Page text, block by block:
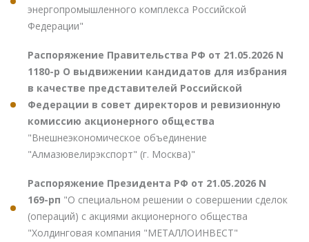
энергопромышленного комплекса Российской
Федерации"
Распоряжение Правительства РФ от 21.05.2026 N
1180-р О выдвижении кандидатов для избрания
в качестве представителей Российской
Федерации в совет директоров и ревизионную
комиссию акционерного общества
"Внешнеэкономическое объединение
"Алмазювелирэкспорт" (г. Москва)"
Распоряжение Президента РФ от 21.05.2026 N
169-рп "О специальном решении о совершении сделок
(операций) с акциями акционерного общества
"Холдинговая компания "МЕТАЛЛОИНВЕСТ"